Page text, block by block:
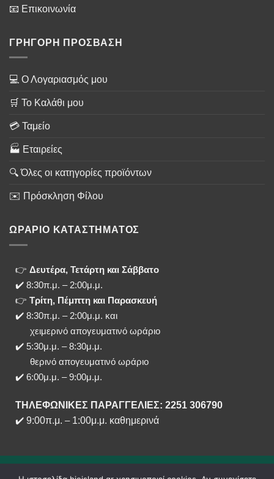
📧 Επικοινωνία
ΓΡΗΓΟΡΗ ΠΡΟΣΒΑΣΗ
💻 Ο Λογαριασμός μου
🛒 Το Καλάθι μου
💳 Ταμείο
🏭 Εταιρείες
🔍 Όλες οι κατηγορίες προϊόντων
✉️ Πρόσκληση Φίλου
ΩΡΑΡΙΟ ΚΑΤΑΣΤΗΜΑΤΟΣ
👉 Δευτέρα, Τετάρτη και Σάββατο
✔️ 8:30π.μ. – 2:00μ.μ.
👉 Τρίτη, Πέμπτη και Παρασκευή
✔️ 8:30π.μ. – 2:00μ.μ. και
χειμερινό απογευματινό ωράριο
✔️ 5:30μ.μ. – 8:30μ.μ.
θερινό απογευματινό ωράριο
✔️ 6:00μ.μ. – 9:00μ.μ.
ΤΗΛΕΦΩΝΙΚΕΣ ΠΑΡΑΓΓΕΛΙΕΣ: 2251 306790
✔️ 9:00π.μ. –1:00μ.μ. καθημερινά